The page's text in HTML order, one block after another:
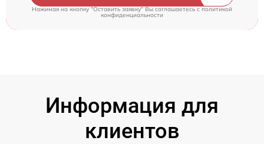
Нажимая на кнопку "Оставить заявку" Вы соглашаетесь cполитикой
конфиденциальности
Информация для
клиентов